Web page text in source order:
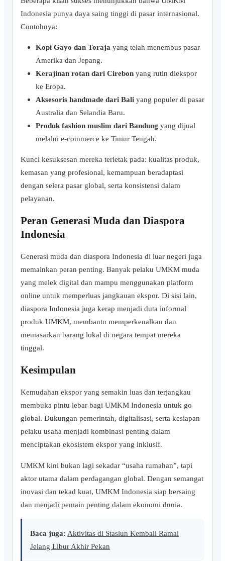
Indonesia punya daya saing tinggi di pasar internasional.
Contohnya:
Kopi Gayo dan Toraja yang telah menembus pasar
Amerika dan Jepang.
Kerajinan rotan dari Cirebon yang rutin diekspor
ke Eropa.
Aksesoris handmade dari Bali yang populer di pasar
Australia dan Selandia Baru.
Produk fashion muslim dari Bandung yang dijual
melalui e-commerce ke Timur Tengah.
Kunci kesuksesan mereka terletak pada: kualitas produk,
kemasan yang profesional, kemampuan beradaptasi
dengan selera pasar global, serta konsistensi dalam
pelayanan.
Peran Generasi Muda dan Diaspora
Indonesia
Generasi muda dan diaspora Indonesia di luar negeri juga
memainkan peran penting. Banyak pelaku UMKM muda
yang melek digital dan mampu menggunakan platform
online untuk memperluas jangkauan ekspor. Di sisi lain,
diaspora Indonesia juga kerap menjadi duta informal
produk UMKM, membantu memperkenalkan dan
memasarkan barang lokal di negara tempat mereka
tinggal.
Kesimpulan
Kemudahan ekspor yang semakin luas dan terjangkau
membuka pintu lebar bagi UMKM Indonesia untuk go
global. Dukungan pemerintah, digitalisasi, serta kesiapan
pelaku usaha menjadi kombinasi penting dalam
menciptakan ekosistem ekspor yang inklusif.
UMKM kini bukan lagi sekadar “usaha rumahan”, tapi
aktor utama dalam perdagangan global. Dengan semangat
inovasi dan tekad kuat, UMKM Indonesia siap bersaing
dan menjadi pemain penting dalam ekonomi dunia.
Baca juga: Aktivitas di Stasiun Kembali Ramai
Jelang Libur Akhir Pekan